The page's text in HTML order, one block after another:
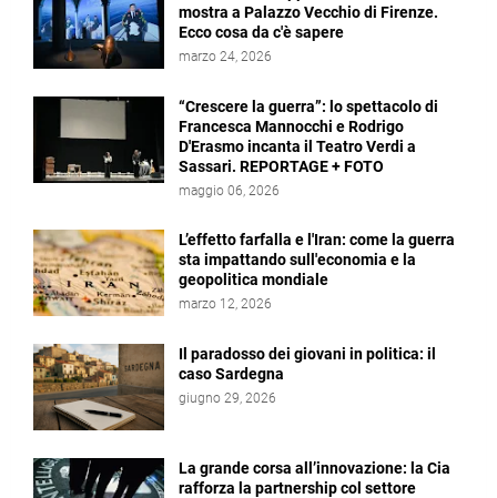
mostra a Palazzo Vecchio di Firenze.
Ecco cosa da c'è sapere
marzo 24, 2026
“Crescere la guerra”: lo spettacolo di
Francesca Mannocchi e Rodrigo
D'Erasmo incanta il Teatro Verdi a
Sassari. REPORTAGE + FOTO
maggio 06, 2026
L’effetto farfalla e l'Iran: come la guerra
sta impattando sull'economia e la
geopolitica mondiale
marzo 12, 2026
Il paradosso dei giovani in politica: il
caso Sardegna
giugno 29, 2026
La grande corsa all’innovazione: la Cia
rafforza la partnership col settore